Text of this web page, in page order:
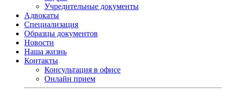
Учредительные документы
Адвокаты
Специализация
Образцы документов
Новости
Наша жизнь
Контакты
Консультация в офисе
Онлайн прием